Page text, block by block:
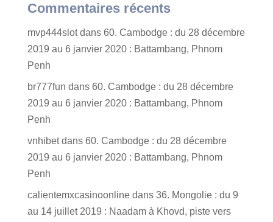
Commentaires récents
mvp444slotdans 60. Cambodge : du 28 décembre
2019 au 6 janvier 2020 : Battambang, Phnom
Penh
br777fun dans 60. Cambodge : du 28 décembre
2019 au 6 janvier 2020 : Battambang, Phnom
Penh
vnhibetdans 60. Cambodge : du 28 décembre
2019 au 6 janvier 2020 : Battambang, Phnom
Penh
calientemxcasinoonlinedans 36. Mongolie : du 9
au 14 juillet 2019 : Naadam à Khovd, piste vers